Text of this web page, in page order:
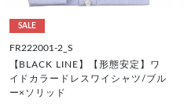
SALE
FR222001-2_S
【BLACK LINE】【形態安定】ワ
イドカラードレスワイシャツ/ブル
ー×ソリッド